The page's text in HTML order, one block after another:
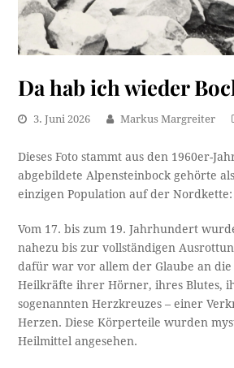
Da hab ich wieder
3. Juni 2026 Markus Margreiter
Dieses Foto stammt aus den 1960er-
abgebildete Alpensteinbock gehörte
einzigen Population auf der
Vom 17. bis zum 19. Jahrhundert
nahezu bis zur vollständigen
dafür war vor allem der Glaube an die
Heilkräfte ihrer Hörner, ihres Blutes,
sogenannten Herzkreuzes – einer
Herzen. Diese Körperteile wurden
Heilmittel angesehen.